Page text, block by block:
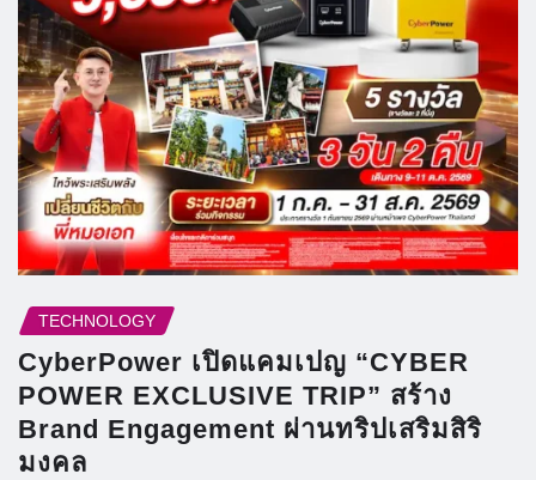
TECHNOLOGY
CyberPower เปิดแคมเปญ “CYBER
POWER EXCLUSIVE TRIP” สร้าง
Brand Engagement ผ่านทริปเสริมสิริ
มงคล